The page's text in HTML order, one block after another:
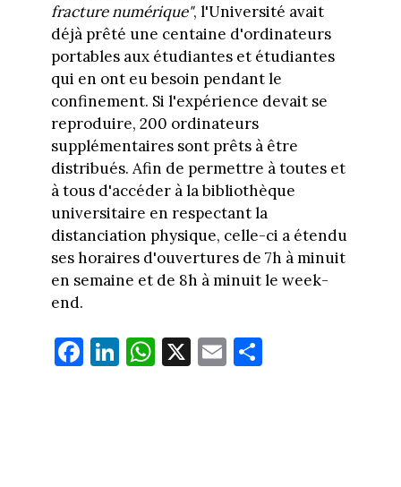
fracture numérique", l'Université avait
déjà prêté une centaine d'ordinateurs
portables aux étudiantes et étudiantes
qui en ont eu besoin pendant le
confinement. Si l'expérience devait se
reproduire, 200 ordinateurs
supplémentaires sont prêts à être
distribués. Afin de permettre à toutes et
à tous d'accéder à la bibliothèque
universitaire en respectant la
distanciation physique, celle-ci a étendu
ses horaires d'ouvertures de 7h à minuit
en semaine et de 8h à minuit le week-
end.
Fa
ce
Li
nk
W
ha
X E
m
Pa